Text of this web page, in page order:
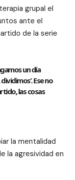
grupal el
ante el
de la serie
un día
Ese no
las cosas
la mentalidad
la agresividad en